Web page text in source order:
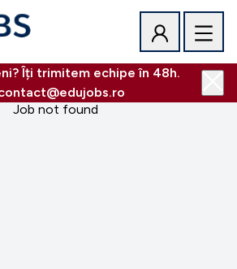
Îți trimitem echipe în 48h.
Job not found